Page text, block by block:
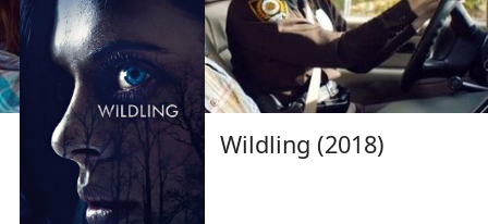
Wildling (2018)